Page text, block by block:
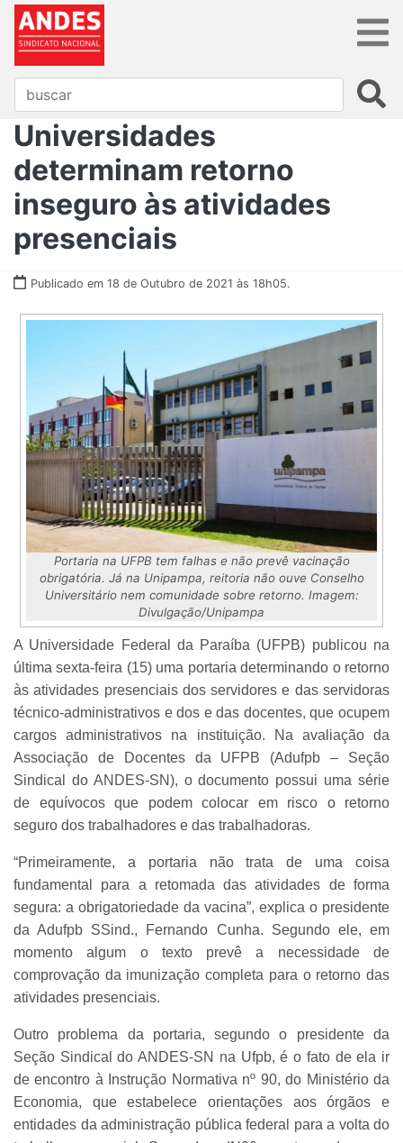
Universidades
determinam retorno
inseguro às atividades
presenciais
Publicado em 18 de Outubro de 2021 às 18h05.
Portaria na UFPB tem falhas e não prevê vacinação
obrigatória. Já na Unipampa, reitoria não ouve Conselho
Universitário nem comunidade sobre retorno. Imagem:
Divulgação/Unipampa
A Universidade Federal da Paraíba (UFPB) publicou na
última sexta-feira (15) uma portaria determinando o retorno
às atividades presenciais dos servidores e das servidoras
técnico-administrativos e dos e das docentes, que ocupem
cargos administrativos na instituição. Na avaliação da
Associação de Docentes da UFPB (Adufpb – Seção
Sindical do ANDES-SN), o documento possui uma série
de equívocos que podem colocar em risco o retorno
seguro dos trabalhadores e das trabalhadoras.
“Primeiramente, a portaria não trata de uma coisa
fundamental para a retomada das atividades de forma
segura: a obrigatoriedade da vacina”, explica o presidente
da Adufpb SSind., Fernando Cunha. Segundo ele, em
momento algum o texto prevê a necessidade de
comprovação da imunização completa para o retorno das
atividades presenciais.
Outro problema da portaria, segundo o presidente da
Seção Sindical do ANDES-SN na Ufpb, é o fato de ela ir
de encontro à Instrução Normativa nº 90, do Ministério da
Economia, que estabelece orientações aos órgãos e
entidades da administração pública federal para a volta do